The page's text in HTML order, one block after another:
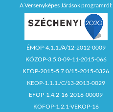
A Versenyképes Járások programról:
ÉMOP-4.1.1./A/12-2012-0009
KÖZOP-3.5.0-09-11-2015-066
KEOP-2015-5.7.0/15-2015-0326
KEOP-1.1.1./C/13-2013-0029
EFOP-1.4.2-16-2016-00009
KÖFOP-1.2.1-VEKOP-16